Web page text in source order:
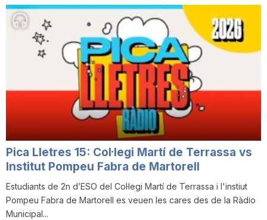
o
i
t
a
Pica Lletres 15: Col·legi Martí de Terrassa vs
Institut Pompeu Fabra de Martorell
Estudiants de 2n d’ESO del Col·legi Martí de Terrassa i l'instiut
Pompeu Fabra de Martorell es veuen les cares des de la Ràdio
Municipal...